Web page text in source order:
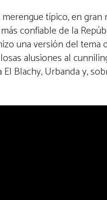
típico, en
confiable de la
una versión del tema
alusiones al
Blachy, Urbanda y,